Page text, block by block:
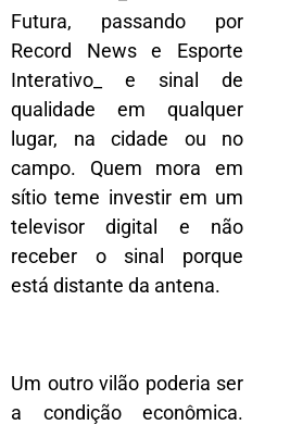
Futura, passando por
Record News e Esporte
Interativo_ e sinal de
qualidade em qualquer
lugar, na cidade ou no
campo. Quem mora em
sítio teme investir em um
televisor digital e não
receber o sinal porque
está distante da antena.
Um outro vilão poderia ser
a condição econômica.